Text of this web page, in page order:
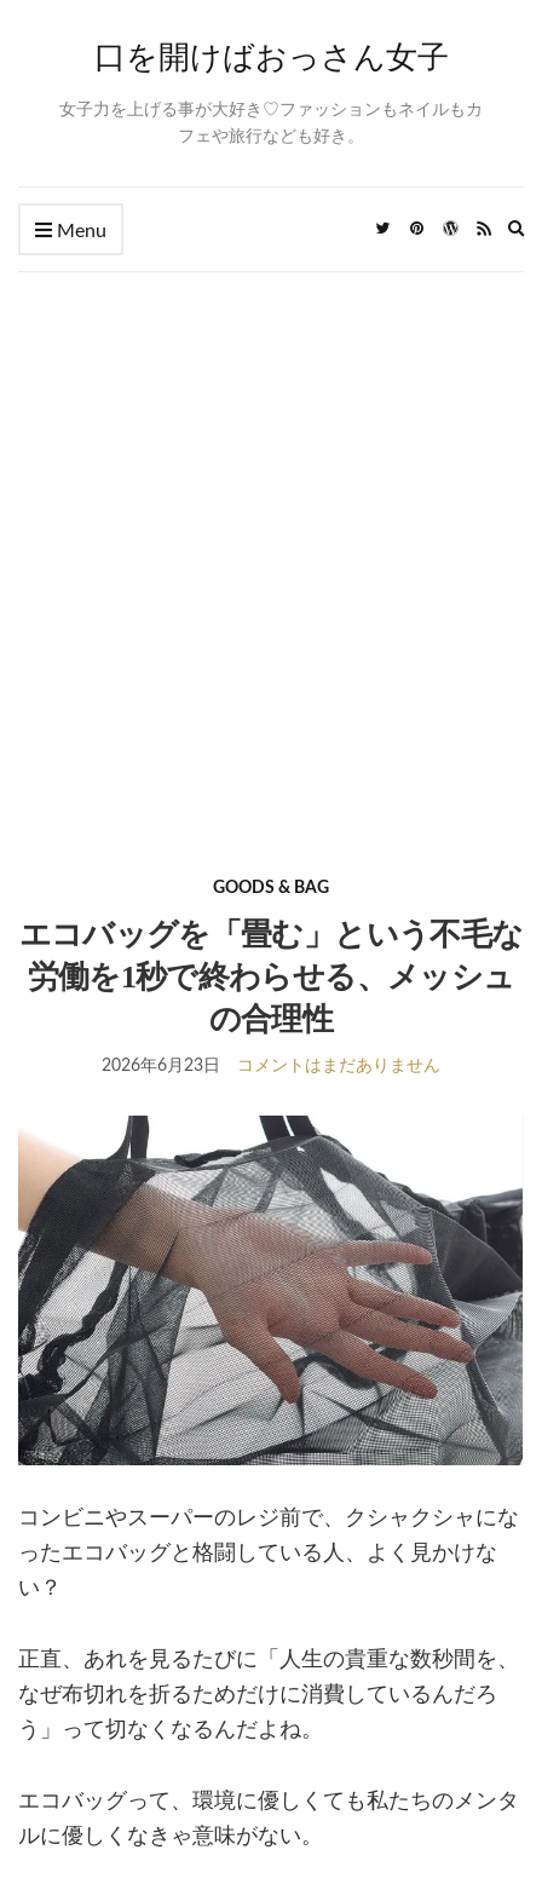
口を開けばおっさん女子
女子力を上げる事が大好き♡ファッションもネイルもカ
フェや旅行なども好き。
Menu
GOODS & BAG
エコバッグを「畳む」という不毛な
労働を1秒で終わらせる、メッシュ
の合理性
2026年6月23日 コメントはまだありません
コンビニやスーパーのレジ前で、クシャクシャにな
ったエコバッグと格闘している人、よく見かけな
い？
正直、あれを見るたびに「人生の貴重な数秒間を、
なぜ布切れを折るためだけに消費しているんだろ
う」って切なくなるんだよね。
エコバッグって、環境に優しくても私たちのメンタ
ルに優しくなきゃ意味がない。